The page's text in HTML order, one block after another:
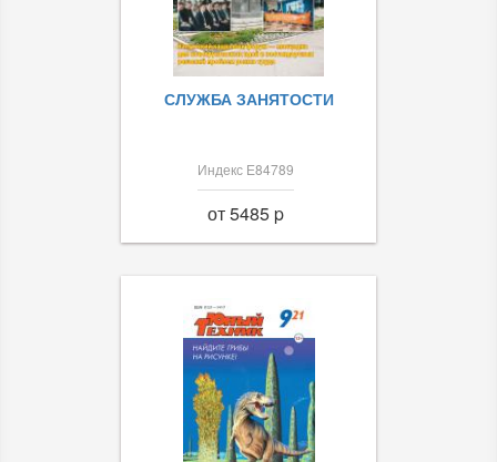
СЛУЖБА ЗАНЯТОСТИ
Индекс Е84789
от 5485 p